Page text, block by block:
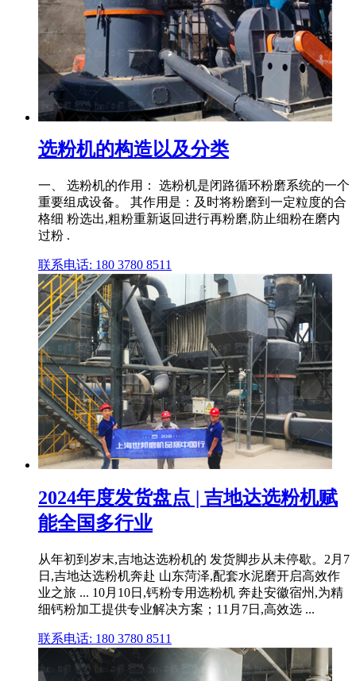
选粉机的构造以及分类
一、 选粉机的作用： 选粉机是闭路循环粉磨系统的一个
重要组成设备。 其作用是：及时将粉磨到一定粒度的合
格细 粉选出,粗粉重新返回进行再粉磨,防止细粉在磨内
过粉 .
联系电话: 180 3780 8511
2024年度发货盘点 | 吉地达选粉机赋
能全国多行业
从年初到岁末,吉地达选粉机的 发货脚步从未停歇。2月7
日,吉地达选粉机奔赴 山东菏泽,配套水泥磨开启高效作
业之旅 ... 10月10日,钙粉专用选粉机 奔赴安徽宿州,为精
细钙粉加工提供专业解决方案；11月7日,高效选 ...
联系电话: 180 3780 8511